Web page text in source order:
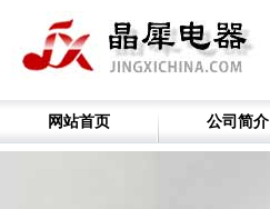
网站首页 公司简介